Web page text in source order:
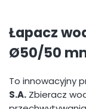
Łapacz
Ø50/50
To innowacyjny
S.A. Zbieracz